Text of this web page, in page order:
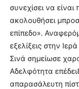
συνεχίσει να
ακολουθήσει
επίπεδο».
εξελίξεις στην
Σινά σημείωσε
Αδελφότητα
απαρασάλευτη